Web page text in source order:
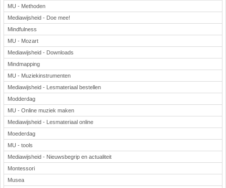
MU - Methoden
Mediawijsheid - Doe mee!
Mindfulness
MU - Mozart
Mediawijsheid - Downloads
Mindmapping
MU - Muziekinstrumenten
Mediawijsheid - Lesmateriaal bestellen
Modderdag
MU - Online muziek maken
Mediawijsheid - Lesmateriaal online
Moederdag
MU - tools
Mediawijsheid - Nieuwsbegrip en actualiteit
Montessori
Musea